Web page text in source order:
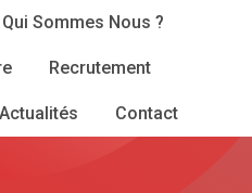
Qui Sommes Nous ?
Recrutement
Actualités Contact